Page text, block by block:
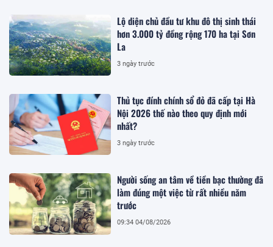
Lộ diện chủ đầu tư khu đô thị sinh thái
hơn 3.000 tỷ đồng rộng 170 ha tại Sơn
La
3 ngày trước
Thủ tục đính chính sổ đỏ đã cấp tại Hà
Nội 2026 thế nào theo quy định mới
nhất?
3 ngày trước
Người sống an tâm về tiền bạc thường đã
làm đúng một việc từ rất nhiều năm
trước
09:34 04/08/2026